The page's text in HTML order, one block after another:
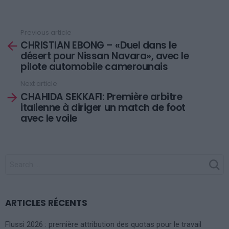
more
Previous article
CHRISTIAN EBONG – «Duel dans le
désert pour Nissan Navara», avec le
pilote automobile camerounais
Next article
CHAHIDA SEKKAFI: Première arbitre
italienne à diriger un match de foot
avec le voile
ARTICLES RÉCENTS
Flussi 2026 : première attribution des quotas pour le travail